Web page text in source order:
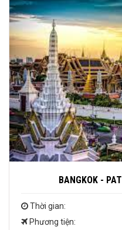
BANGKOK -
Thời gian:
Phương tiện: